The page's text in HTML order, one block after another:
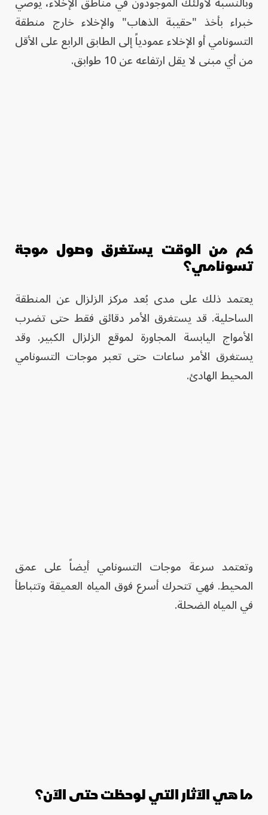
خبراء بأخذ "حقيبة الذهاب" والإخلاء خارج منطقة
التسونامي أو الإخلاء عمودياً إلى الطابق الرابع على الأقل
من أي مبنى لا يقل ارتفاعه عن 10 طوابق.
كم من الوقت يستغرق وصول موجة
تسونامي؟
يعتمد ذلك على مدى بُعد مركز الزلزال عن المنطقة
الساحلية. قد يستغرق الأمر دقائق فقط حتى تضرب
الأمواج اليابسة المجاورة لموقع الزلزال الكبير. وقد
يستغرق الأمر ساعات حتى تعبر موجات التسونامي
المحيط الهادئ.
وتعتمد سرعة موجات التسونامي أيضاً على عمق
المحيط. فهي تتحرك أسرع فوق المياه العميقة وتتباطأ
في المياه الضحلة.
ما هي الآثار التي لوحظت حتى الآن؟